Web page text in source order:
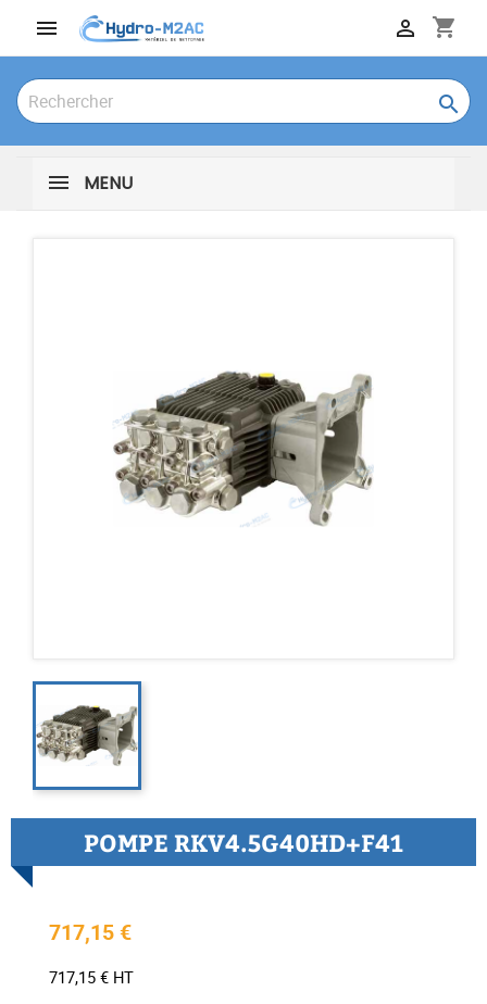
 shopping_cart


MENU
POMPE RKV4.5G40HD+F41
717,15 €
717,15 € HT